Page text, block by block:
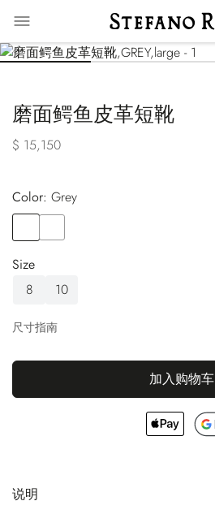
磨面鳄鱼皮革短靴
$ 15,150
Color:
grey
Size
8
10
尺寸指南
加入购物车
说明